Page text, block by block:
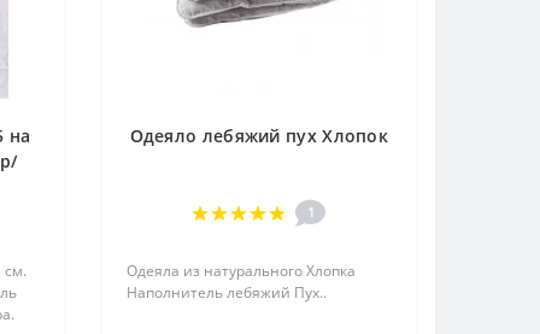
на
см.
Одеяло лебяжий пух Хлопок
1
Одеяла из натурального Хлопка
Наполнитель лебяжий Пух..